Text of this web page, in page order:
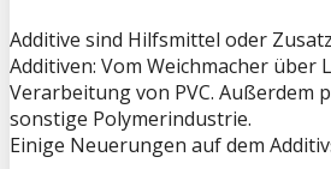
Additive sind Hilfsmittel oder
Additiven: Vom Weichmacher
Verarbeitung von PVC. Außerdem
sonstige Polymerindustrie.
Einige Neuerungen auf dem